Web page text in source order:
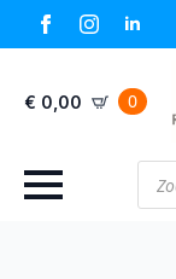
€ 0,00 0